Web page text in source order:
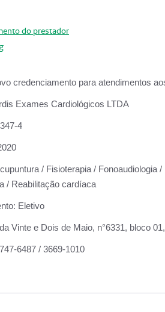
do prestador
credenciamento para atendimentos
Exames Cardiológicos LTDA
4
/ Fisioterapia / Fonoaudiologia
/ Reabilitação cardíaca
Eletivo
Vinte e Dois de Maio, n°6331, bloco
6487 / 3669-1010